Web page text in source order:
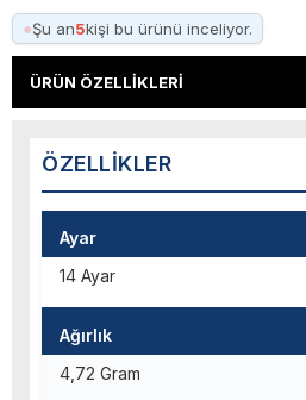
●Şu an5kişi bu ürünü inceliyor.
ÜRÜN ÖZELLIKLERI
ÖZELLIKLER
Ayar
14 Ayar
Ağırlık
4,72 Gram